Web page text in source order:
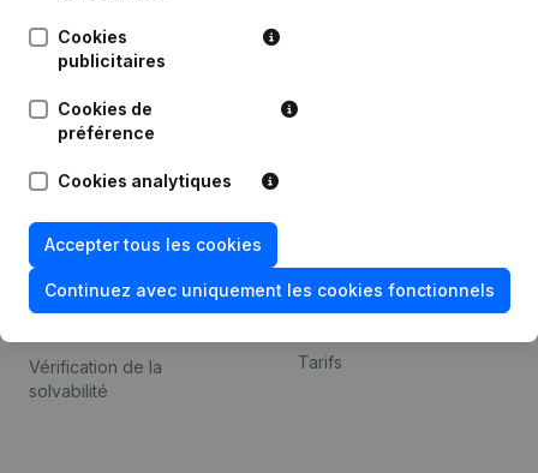
Cookies
publicitaires
Cookies de
préférence
Cookies analytiques
Accepter tous les cookies
Continuez avec uniquement les cookies fonctionnels
Thème
de la fraude
Consulter des comptes
annuels
Recherche de numéro de
Vérification de la
solvabilité
Contact
Tarifs